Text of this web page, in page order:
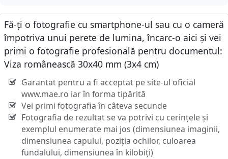
Fă-ți o fotografie cu smartphone-ul sau cu o cameră
împotriva unui perete de lumina, încarc-o aici și vei
primi o fotografie profesională pentru documentul:
Viza românească 30x40 mm (3x4 cm)
Garantat pentru a fi acceptat pe site-ul oficial
www.mae.ro iar în forma tipărită
Vei primi fotografia în câteva secunde
Fotografia de rezultat se va potrivi cu cerințele și
exemplul enumerate mai jos (dimensiunea imaginii,
dimensiunea capului, poziția ochilor, culoarea
fundalului, dimensiunea în kilobiți)